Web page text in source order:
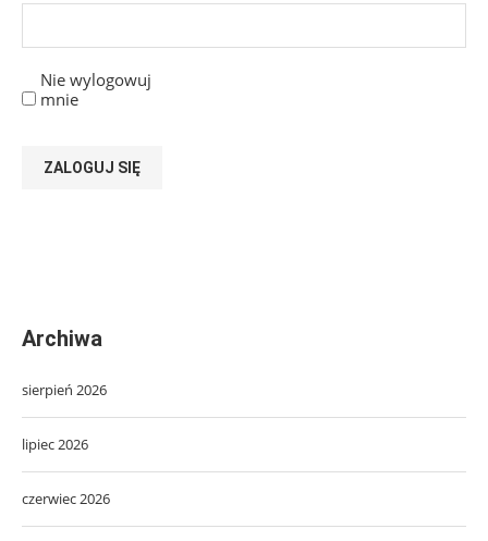
Nie wylogowuj
mnie
ZALOGUJ SIĘ
Archiwa
sierpień 2026
lipiec 2026
czerwiec 2026